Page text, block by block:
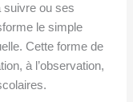
suivre ou ses
le simple
Cette forme de
à l’observation,